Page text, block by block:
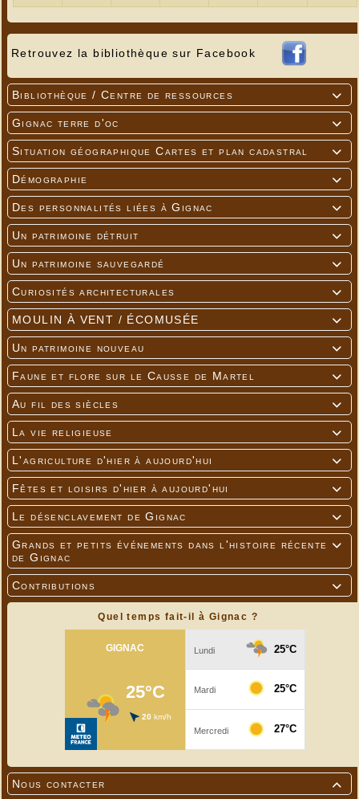
Retrouvez la bibliothèque sur Facebook

Bibliothèque / Centre de ressources

Gignac terre d'oc

Situation géographique Cartes et plan cadastral

Démographie

Des personnalités liées à Gignac

Un patrimoine détruit

Un patrimoine sauvegardé

Curiosités architecturales

MOULIN À VENT / ÉCOMUSÉE

Un patrimoine nouveau

Faune et flore sur le Causse de Martel

Au fil des siècles

La vie religieuse

L'agriculture d'hier à aujourd'hui

Fêtes et loisirs d'hier à aujourd'hui

Le désenclavement de Gignac

Grands et petits événements dans l'histoire récente
de Gignac

Contributions
Quel temps fait-il à Gignac ?

Nous contacter